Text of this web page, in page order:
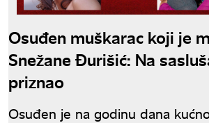
Osuđen muškarac koji je
Snežane Đurišić: Na
priznao
Osuđen je na godinu dana